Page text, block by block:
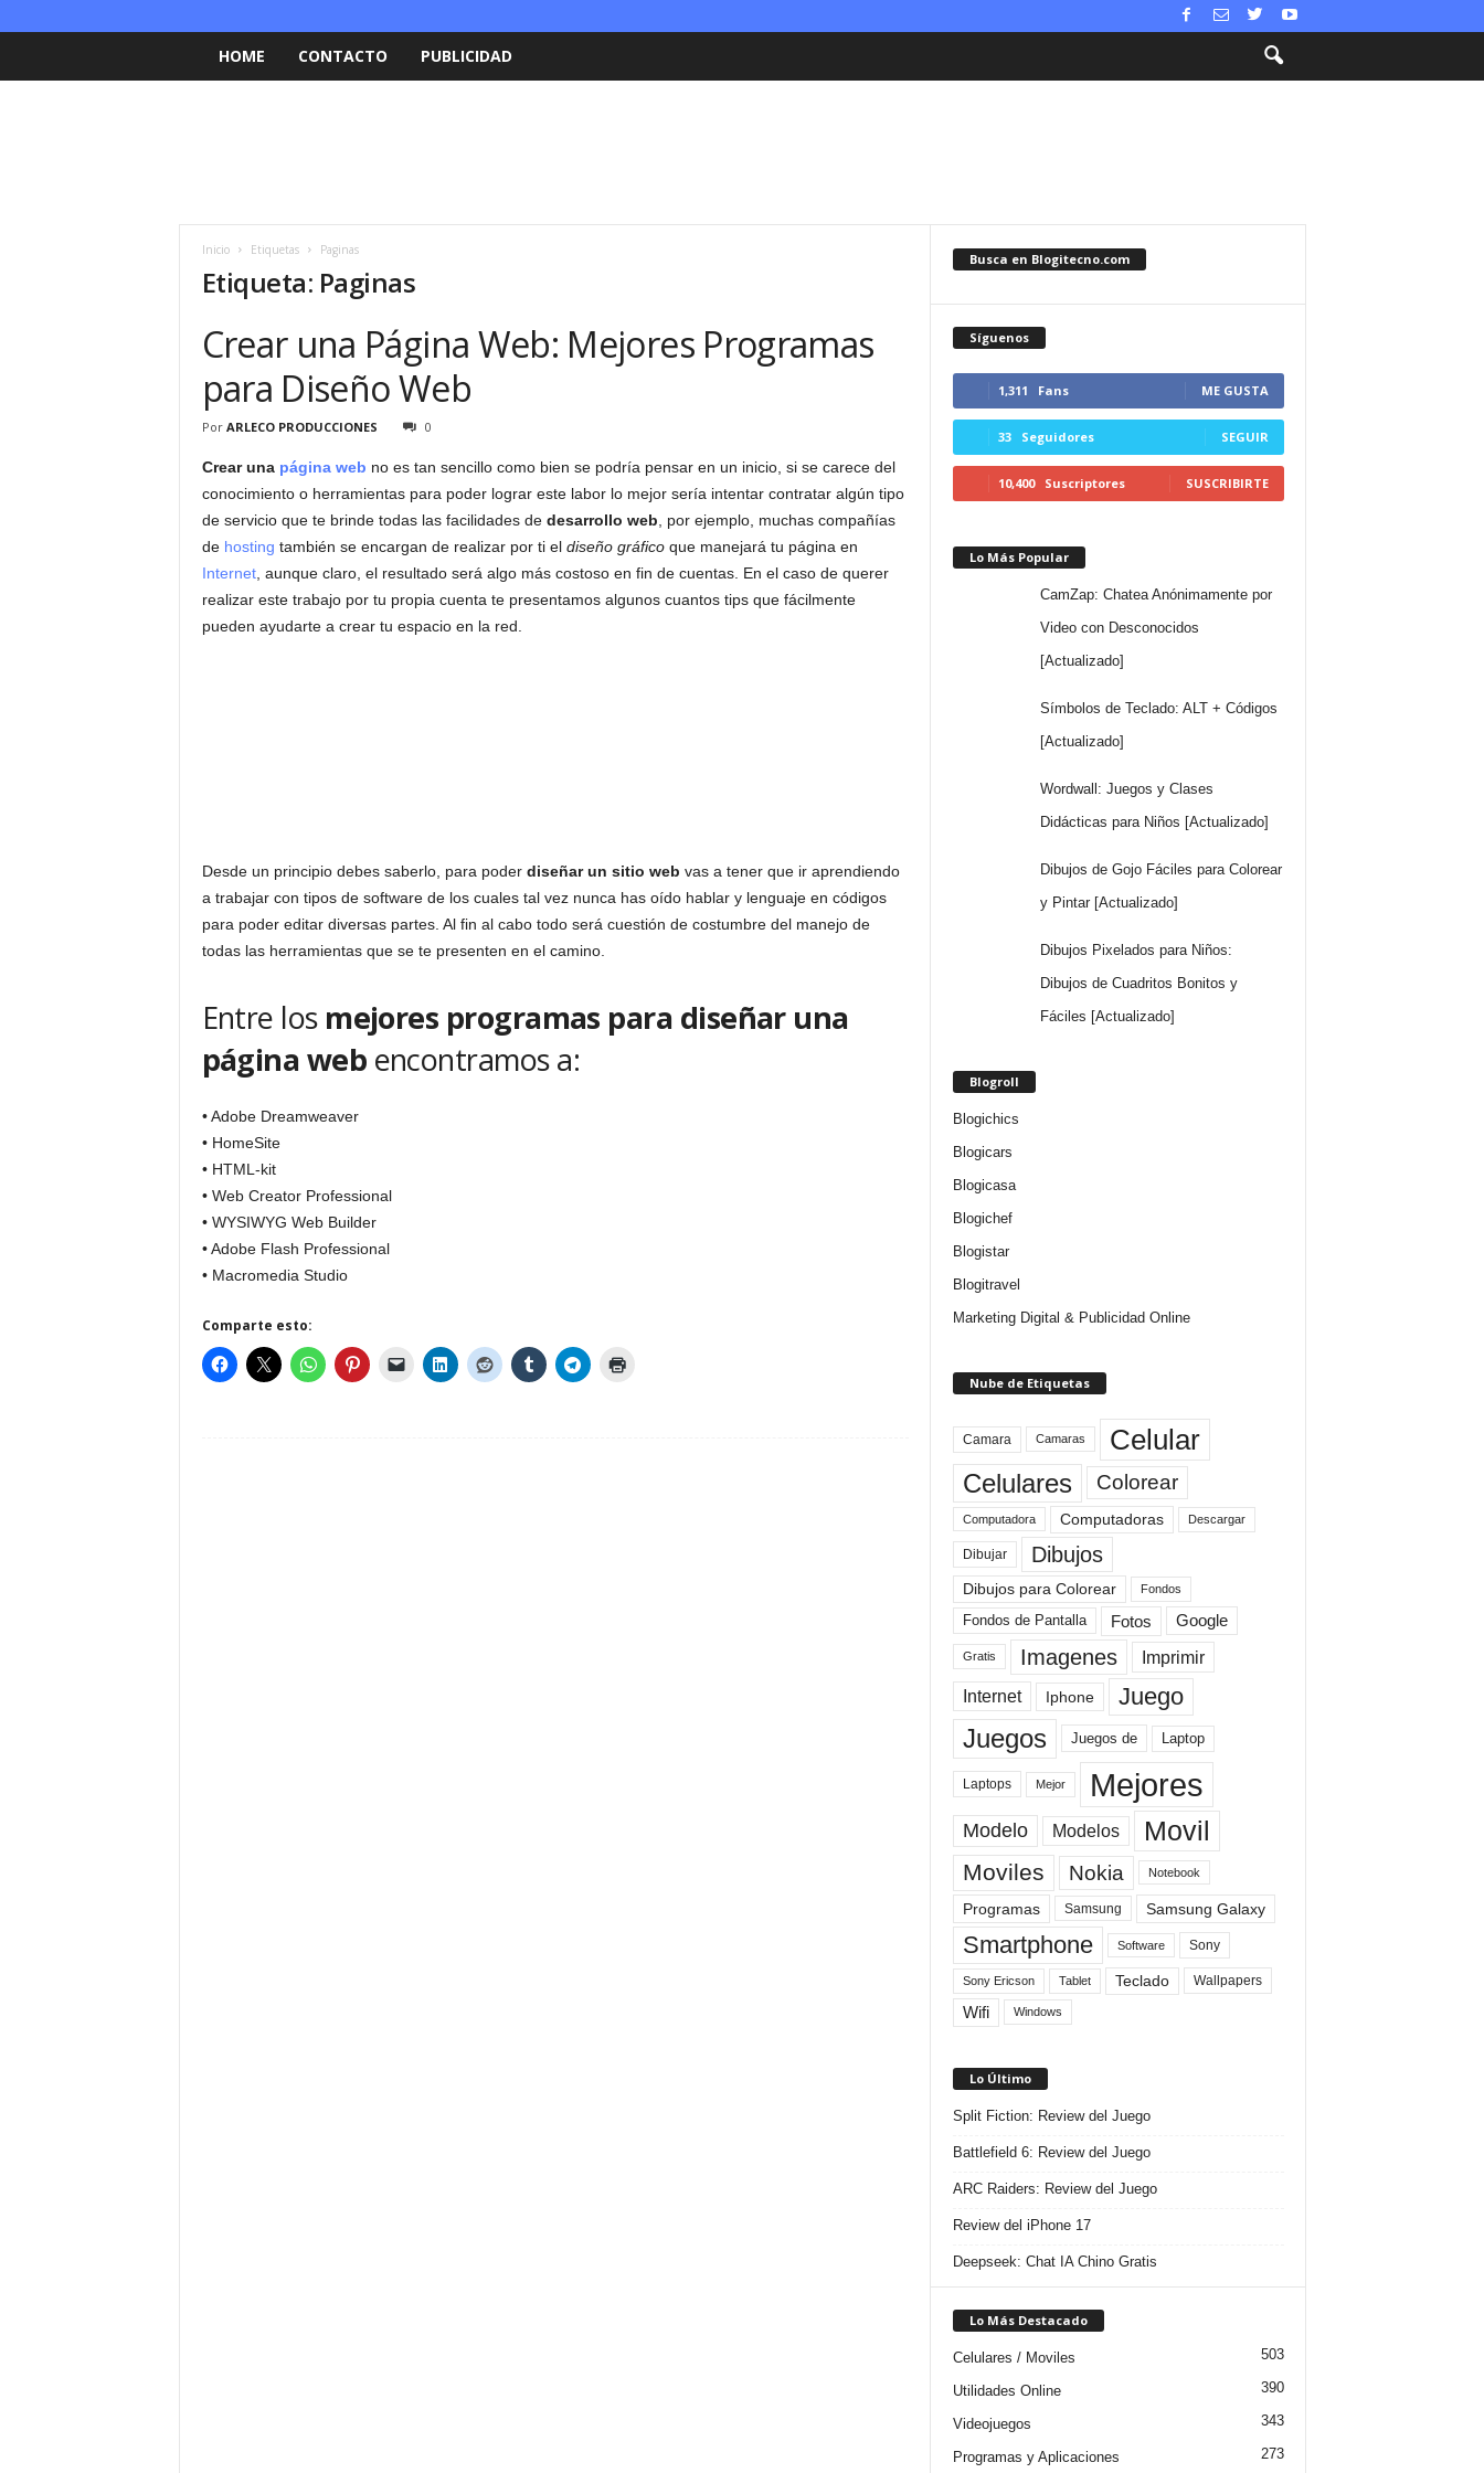
HOME CONTACTO PUBLICIDAD
Inicio Etiquetas Paginas
Etiqueta: Paginas
Crear una Página Web: Mejores Programas
para Diseño Web
Por ARLECO PRODUCCIONES 0
Crear una página web no es tan sencillo como bien se podría pensar en un inicio, si se carece del
conocimiento o herramientas para poder lograr este labor lo mejor sería intentar contratar algún tipo
de servicio que te brinde todas las facilidades de desarrollo web , por ejemplo, muchas compañías
de hosting también se encargan de realizar por ti el diseño gráficoque manejará tu página en
Internet, aunque claro, el resultado será algo más costoso en fin de cuentas. En el caso de querer
realizar este trabajo por tu propia cuenta te presentamos algunos cuantos tips que fácilmente
pueden ayudarte a crear tu espacio en la red.
Desde un principio debes saberlo, para poder diseñar un sitio web vas a tener que ir aprendiendo
a trabajar con tipos de software de los cuales tal vez nunca has oído hablar y lenguaje en códigos
para poder editar diversas partes. Al fin al cabo todo será cuestión de costumbre del manejo de
todas las herramientas que se te presenten en el camino.
Entre los mejores programas para diseñar una
página web encontramos a:
• Adobe Dreamweaver
• HomeSite
• HTML-kit
• Web Creator Professional
• WYSIWYG Web Builder
• Adobe Flash Professional
• Macromedia Studio
Comparte esto:
Busca en Blogitecno.com
Síguenos
1,311 Fans ME GUSTA
33 Seguidores SEGUIR
10,400 Suscriptores SUSCRIBIRTE
Lo Más Popular
CamZap: Chatea Anónimamente por
Video con Desconocidos
[Actualizado]
Símbolos de Teclado: ALT + Códigos
[Actualizado]
Wordwall: Juegos y Clases
Didácticas para Niños [Actualizado]
Dibujos de Gojo Fáciles para Colorear
y Pintar [Actualizado]
Dibujos Pixelados para Niños:
Dibujos de Cuadritos Bonitos y
Fáciles [Actualizado]
Blogroll
Blogichics
Blogicars
Blogicasa
Blogichef
Blogistar
Blogitravel
Marketing Digital & Publicidad Online
Nube de Etiquetas
Camara Camaras Celular
Celulares Colorear
Computadora Computadoras Descargar
Dibujar Dibujos
Dibujos para Colorear Fondos
Fondos de Pantalla Fotos Google
Gratis Imagenes Imprimir
Internet Iphone Juego
Juegos Juegos de Laptop
Laptops Mejor Mejores
Modelo Modelos Movil
Moviles Nokia Notebook
Programas Samsung Samsung Galaxy
Smartphone Software Sony
Sony Ericson Tablet Teclado Wallpapers
Wifi Windows
Lo Último
Split Fiction: Review del Juego
Battlefield 6: Review del Juego
ARC Raiders: Review del Juego
Review del iPhone 17
Deepseek: Chat IA Chino Gratis
Lo Más Destacado
Celulares / Moviles 503
Utilidades Online 390
Videojuegos 343
Programas y Aplicaciones 273